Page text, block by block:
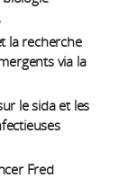
la recherche
via la
le sida et les
Fred